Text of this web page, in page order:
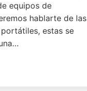
equipos de
hablarte de las
estas se